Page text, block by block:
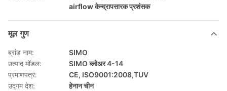
airflow केन्द्रापसारक प्रशंसक
मूल गुण
ब्रांड नाम:
SIMO
उत्पाद मॉडल:
SIMO ब्लोअर 4-14
प्रमाणपत्र:
CE, ISO9001:2008,TUV
उद्गम देश:
हेनान चीन